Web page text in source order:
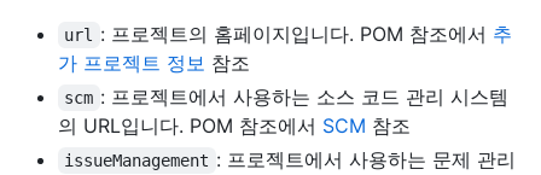
url : 프로젝트의 홈페이지입니다. POM 참조에서 추
가 프로젝트 정보 참조
scm : 프로젝트에서 사용하는 소스 코드 관리 시스템
의 URL입니다. POM 참조에서 SCM 참조
issueManagement : 프로젝트에서 사용하는 문제 관리